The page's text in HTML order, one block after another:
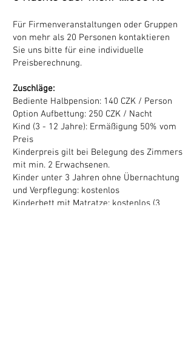
Für Firmenveranstaltungen oder Gruppen
von mehr als 20 Personen kontaktieren
Sie uns bitte für eine individuelle
Preisberechnung.
Zuschläge:
Bediente Halbpension: 140 CZK / Person
Option Aufbettung: 250 CZK / Nacht
Kind (3 - 12 Jahre): Ermäßigung 50% vom
Preis
Kinderpreis gilt bei Belegung des Zimmers
mit min. 2 Erwachsenen.
Kinder unter 3 Jahren ohne Übernachtung
und Verpflegung: kostenlos
Kinderbett mit Matratze: kostenlos (3